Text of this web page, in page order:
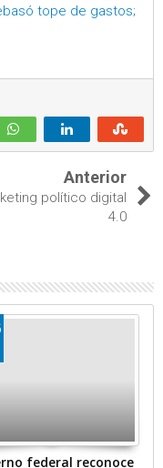
tope de gastos;
Anterior
político digital
4.0
federal reconoce